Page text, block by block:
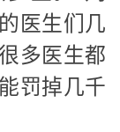
医生们几
多医生都
罚掉几千